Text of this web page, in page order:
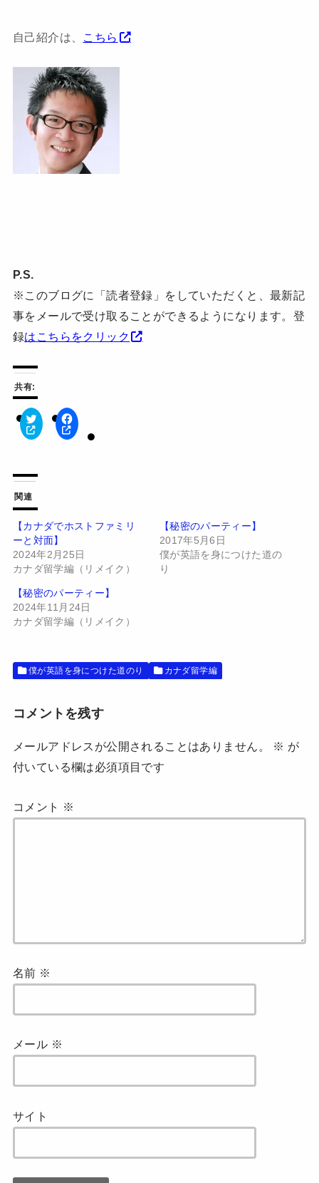
自己紹介は、 こちら
P.S.
※このブログに「読者登録」をしていただくと、最新記
事をメールで受け取ることができるようになります。登
録はこちらをクリック
共有:
ク
リ
て
T
w
i
t
t
e
r
で
共
有
(
新
し
い
ウ
ィ
で
開
き
F
a
有
す
に
は
ク
リ
ッ
ク
し
て
く
(
新
し
ィ
ン
で
開
き
ま
関連
【カナダでホストファミリ
ーと対面】
2024年2月25日
カナダ留学編（リメイク）
【秘密のパーティー】
2017年5月6日
僕が英語を身につけた道の
り
【秘密のパーティー】
2024年11月24日
カナダ留学編（リメイク）
僕が英語を身につけた道のり カナダ留学編
コメントを残す
メールアドレスが公開されることはありません。 ※ が
付いている欄は必須項目です
コメント ※
名前 ※
メール ※
サイト